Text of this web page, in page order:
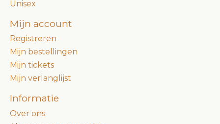
Unisex
Mijn account
Registreren
Mijn bestellingen
Mijn tickets
Mijn verlanglijst
Informatie
Over ons